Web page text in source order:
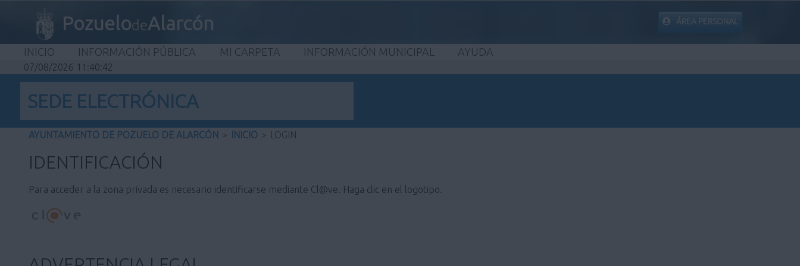
PozuelodeAlarcón ÁREA PERSONAL
INICIO INFORMACIÓN PÚBLICA MI CARPETA INFORMACIÓN MUNICIPAL AYUDA
07/08/2026 11:40:42
SEDE ELECTRÓNICA
AYUNTAMIENTO DE POZUELO DE ALARCÓN > INICIO > LOGIN
IDENTIFICACIÓN
Para acceder a la zona privada es necesario identificarse mediante Cl@ve. Haga clic en el logotipo.